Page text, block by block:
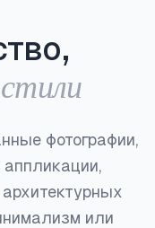
фотографии,
или